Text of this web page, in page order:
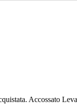
Accossato